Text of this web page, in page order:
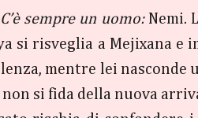
sempre un uomo:Nemi.
si risveglia a Mejixana e
mentre lei
si fida della nuova